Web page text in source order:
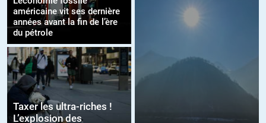
américaine vit ses dernière
années avant la fin de l’ère
du pétrole
Taxer les ultra-riches !
L’explosion des